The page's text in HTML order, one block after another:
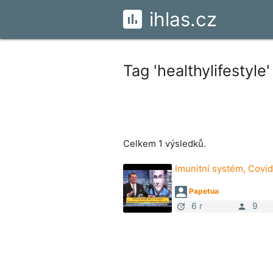
ihlas.cz
Tag 'healthylifestyle'
Celkem 1 výsledků.
Imunitní systém,
Papetua
update 6 r person 9